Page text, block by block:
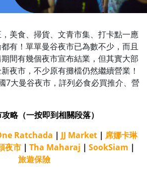
美食、掃貨、文青市集、打卡點一應
有！單單曼谷夜市已為數不少，而且
間有幾個夜市宣布結業，但其實大部
夜市，不少原有攤檔仍然繼續營業！
7大曼谷夜市，詳列必食必買推介、營
略（一按即到相關段落）
Ratchada ｜ JJ Market｜ 席娜卡琳
夜市｜ Tha Maharaj ｜ SookSiam ｜
旅遊保險